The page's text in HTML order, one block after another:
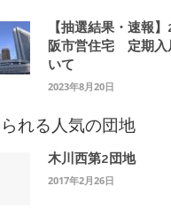
【抽選結果・速報
阪市営住宅 定期入
いて
2023年8月20日
れる人気の団地
木川西第2団地
2017年2月26日